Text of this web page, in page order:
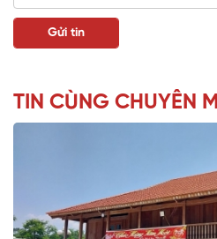
TIN CÙNG CHUYÊN